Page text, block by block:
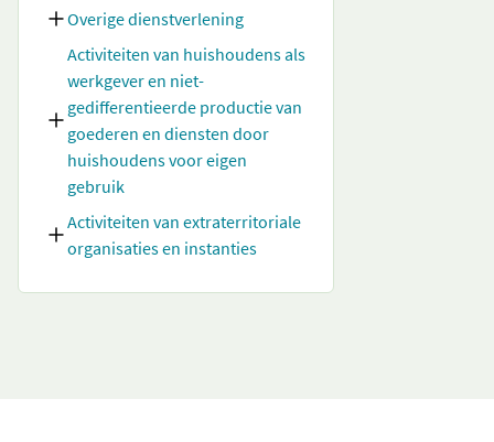
Overige dienstverlening
Activiteiten van huishoudens als
werkgever en niet-
gedifferentieerde productie van
goederen en diensten door
huishoudens voor eigen
gebruik
Activiteiten van extraterritoriale
organisaties en instanties